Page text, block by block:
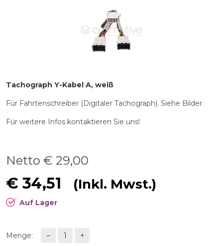
Tachograph Y-Kabel A, weiß
Für Fahrtenschreiber (Digitaler Tachograph). Siehe Bilder.
Für weitere Infos kontaktieren Sie uns!
Netto € 29,00
€ 34,51 (Inkl. Mwst.)
Auf Lager
Menge: – 1 +